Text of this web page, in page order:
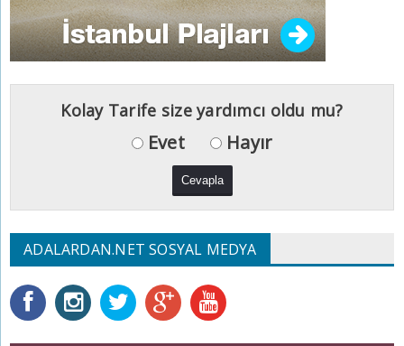
Kolay Tarife size yardımcı oldu mu?
Evet Hayır
ADALARDAN.NET SOSYAL MEDYA